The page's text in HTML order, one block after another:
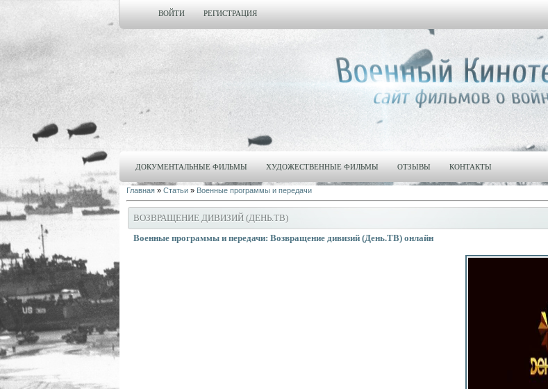
ВОЙТИ РЕГИСТРАЦИЯ
ДОКУМЕНТАЛЬНЫЕ ФИЛЬМЫ ХУДОЖЕСТВЕННЫЕ ФИЛЬМЫ ОТЗЫВЫ КОНТАКТЫ
Главная » Статьи » Военные программы и передачи
ВОЗВРАЩЕНИЕ ДИВИЗИЙ (ДЕНЬ.ТВ)
Военные программы и передачи: Возвращение дивизий (День.ТВ) онлайн